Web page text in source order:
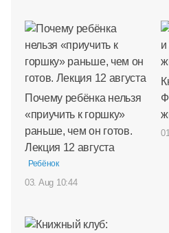
Почему ребёнка нельзя
«приучить к горшку»
раньше, чем он готов.
Лекция 12 августа
Ребёнок
03. Aug 10:44